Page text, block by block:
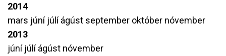
2014
mars júní júlíágúst september október nóvember
2013
júní júlíágúst nóvember